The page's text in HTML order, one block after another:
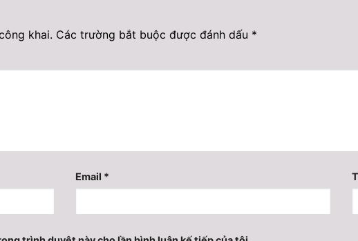
khai. Các trường bắt buộc được đánh dấu *
Email *